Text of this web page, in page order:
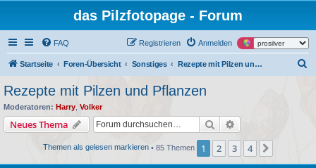
das Pilzfotopage - Forum
FAQ Anmelden
Registrieren
Startseite Foren-Übersicht Sonstiges Rezepte mit Pilzen und Pflanzen
Rezepte mit Pilzen und Pflanzen
Moderatoren: Harry Volker
Neues Thema Suche
Themen als gelesen markieren • 85 Themen 1 2 3 4